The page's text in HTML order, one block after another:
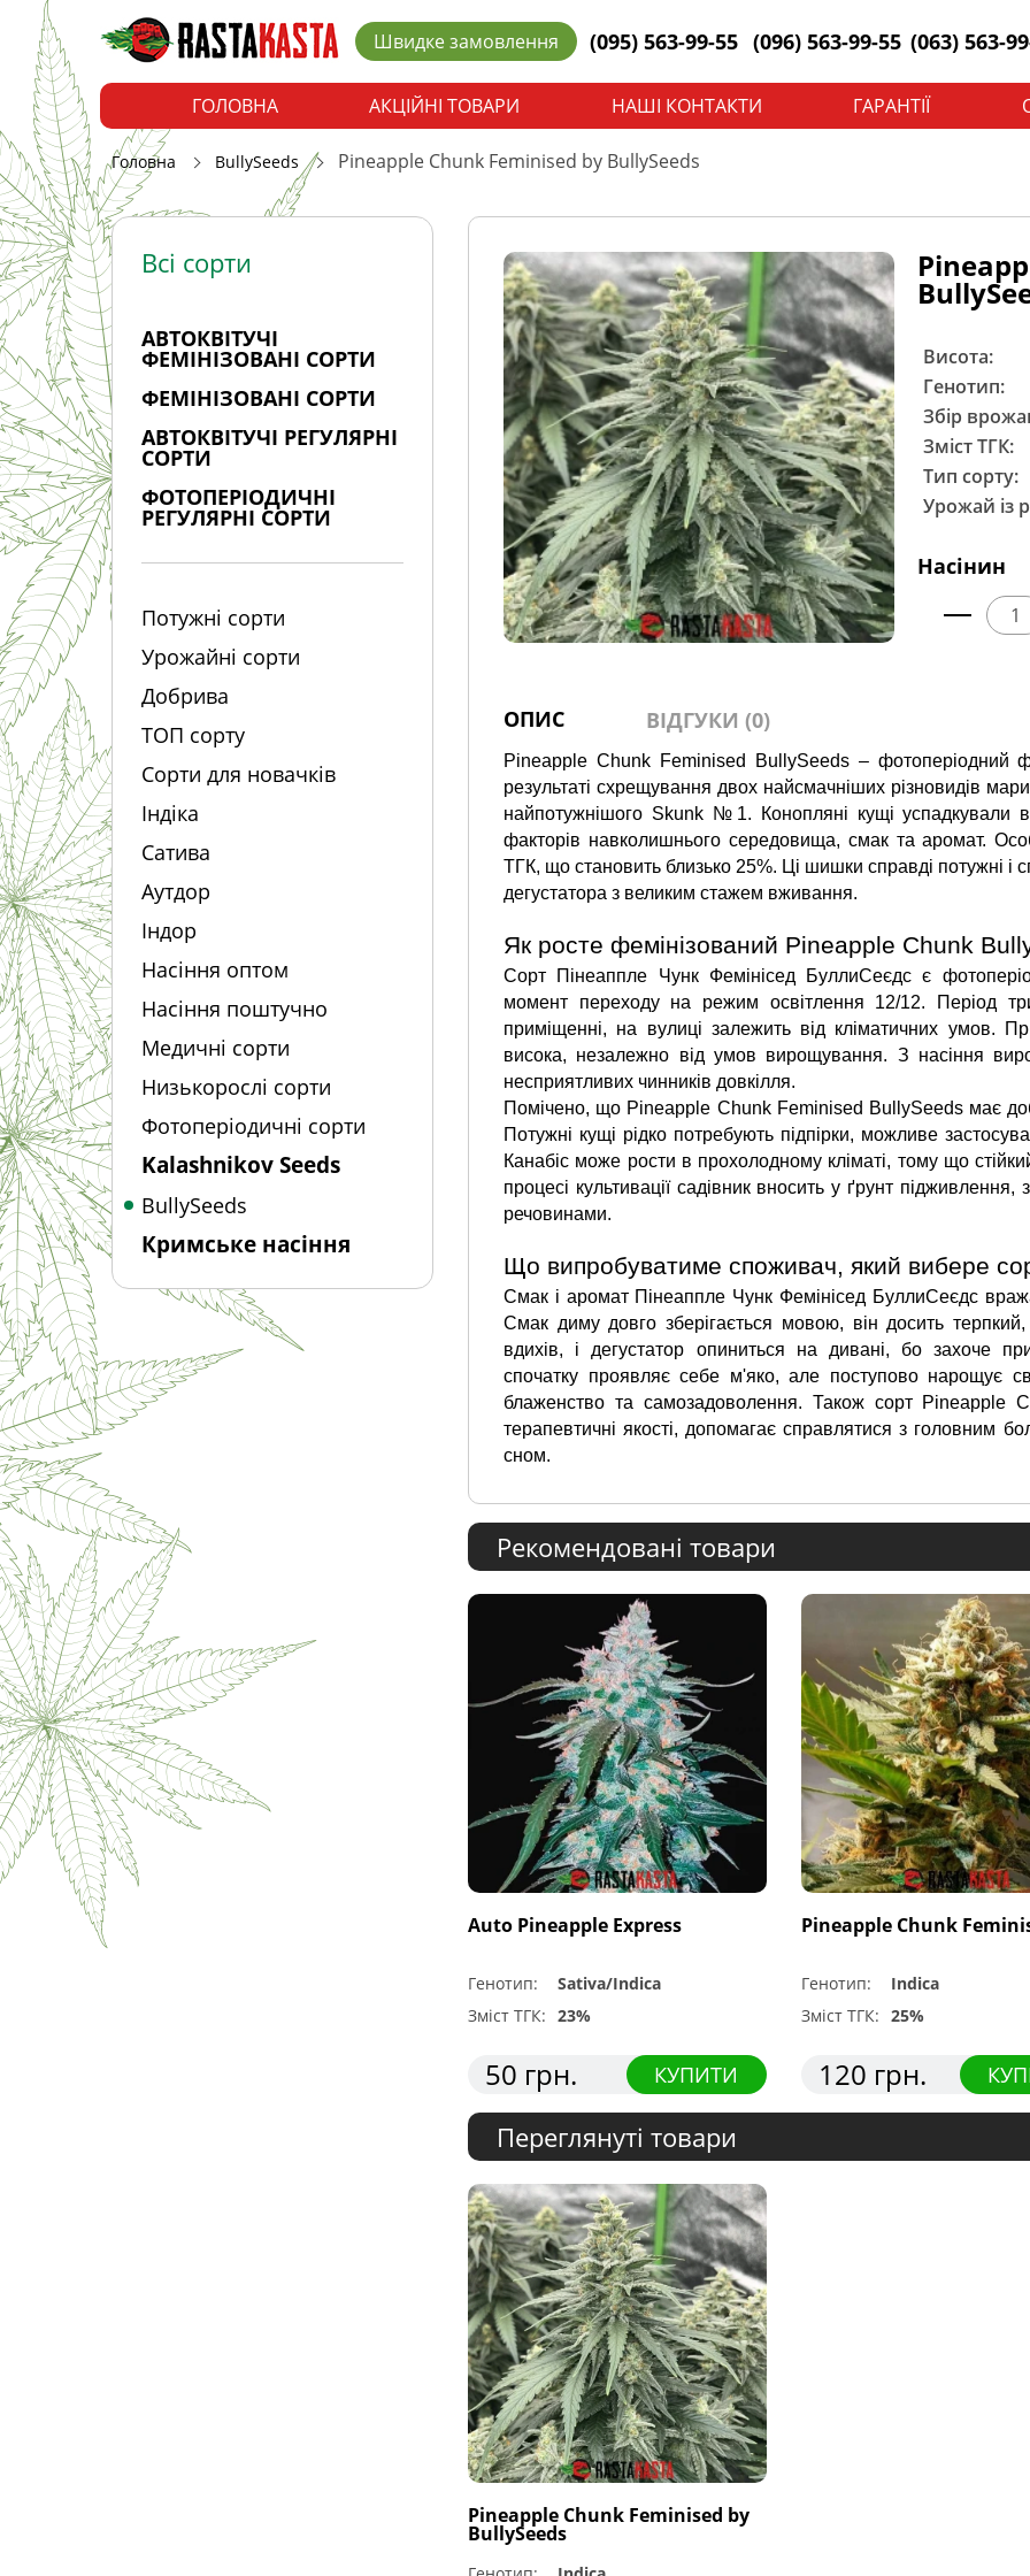
Швидке замовлення (095) 563-99-55 (096) 563-99-55 (063) 563-
ГОЛОВНА АКЦІЙНІ ТОВАРИ НАШІ КОНТАКТИ ГАРАНТІЇ
Головна BullySeeds Pineapple Chunk Feminised by BullySeeds
Всі сорти
АВТОКВІТУЧІ
ФЕМІНІЗОВАНІ СОРТИ
ФЕМІНІЗОВАНІ СОРТИ
АВТОКВІТУЧІ РЕГУЛЯРНІ
СОРТИ
ФОТОПЕРІОДИЧНІ
РЕГУЛЯРНІ СОРТИ
Потужні сорти
Урожайні сорти
Добрива
ТОП сорту
Сорти для новачків
Індіка
Сатива
Аутдор
Індор
Насіння оптом
Насіння поштучно
Медичні сорти
Низькорослі сорти
Фотоперіодичні сорти
Kalashnikov Seeds
BullySeeds
Кримське насіння
Висота:
Генотип:
Збір
Зміст ТГК:
Тип сорту:
Урожай із
Насінин
ОПИС ВІДГУКИ (0)
Pineapple Chunk Feminised BullySeeds – фотоперіодний
результаті схрещування двох найсмачніших різновидів
найпотужнішого Skunk №1. Конопляні кущі успадкували
факторів навколишнього середовища, смак та аромат.
ТГК, що становить близько 25%. Ці шишки справді потужні
дегустатора з великим стажем вживання.
Як росте фемінізований Pineapple Chunk
Сорт Пінеаппле Чунк Фемінісед БуллиСеєдс є
момент переходу на режим освітлення 12/12. Період
приміщенні, на вулиці залежить від кліматичних умов.
висока, незалежно від умов вирощування. З насіння
несприятливих чинників довкілля.
Помічено, що Pineapple Chunk Feminised BullySeeds має
Потужні кущі рідко потребують підпірки, можливе
Канабіс може рости в прохолодному кліматі, тому що
процесі культивації садівник вносить у ґрунт
речовинами.
Що випробуватиме споживач, який вибере
Смак і аромат Пінеаппле Чунк Фемінісед БуллиСеєдс
Смак диму довго зберігається мовою, він досить
вдихів, і дегустатор опиниться на дивані, бо захоче
спочатку проявляє себе м'яко, але поступово нарощує
блаженство та самозадоволення. Також сорт Pineapple
терапевтичні якості, допомагає справлятися з головним
сном.
Рекомендовані товари
Auto Pineapple Express
Генотип:
Sativa/Indica
Зміст ТГК: 23%
50 грн. КУПИТИ
Pineapple Chunk
Генотип:
Indica
Зміст ТГК: 25%
120 грн.
Переглянуті товари
Pineapple Chunk Feminised by
BullySeeds